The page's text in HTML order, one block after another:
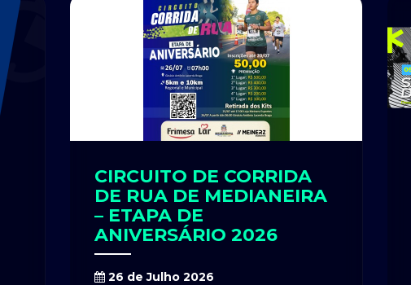
CIRCUITO DE CORRIDA
DE RUA DE MEDIANEIRA
– ETAPA DE
ANIVERSÁRIO 2026
26 de Julho 2026